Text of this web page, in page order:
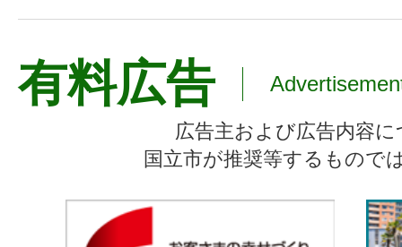
有料広告
広告主および広告内容
国立市が推奨等するもので